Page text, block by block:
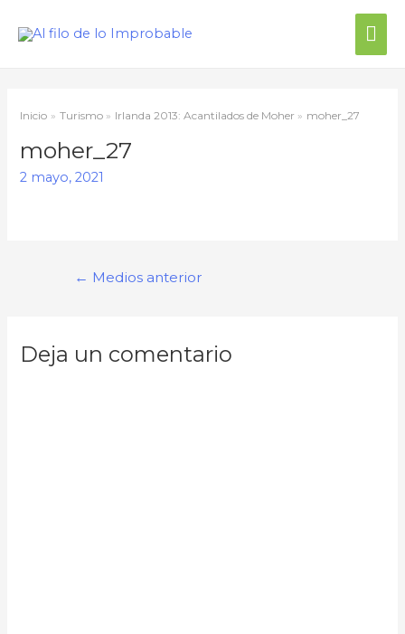
Inicio Turismo Irlanda 2013: Acantilados de Moher moher_27
moher_27
2 mayo, 2021
← Medios anterior
Deja un comentario